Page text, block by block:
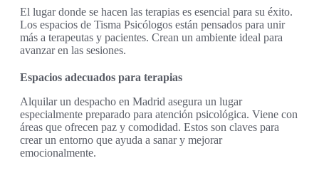
El lugar donde se hacen las terapias es esencial para su éxito.
Los espacios de Tisma Psicólogos están pensados para unir
más a terapeutas y pacientes. Crean un ambiente ideal para
avanzar en las sesiones.
Espacios adecuados para terapias
Alquilar un despacho en Madrid asegura un lugar
especialmente preparado para atención psicológica. Viene con
áreas que ofrecen paz y comodidad. Estos son claves para
crear un entorno que ayuda a sanar y mejorar
emocionalmente.